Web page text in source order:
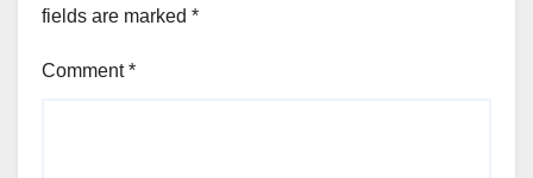
fields are marked *
Comment*